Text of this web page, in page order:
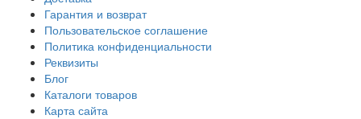
Гарантия и возврат
Пользовательское соглашение
Политика конфиденциальности
Реквизиты
Блог
Каталоги товаров
Карта сайта